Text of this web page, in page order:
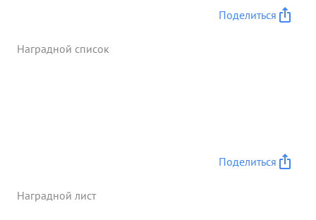
охранения т. Борисов первым пошел в ата- 20 КУ
Борисов не имел ни единой потери, все им
примером в бою увлекает за собой своих
Поделиться
Наградной список
Поделиться
Наградной лист